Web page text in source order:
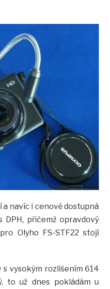
navíc i cenově dostupná
přičemž opravdový
Olyho FS-STF22 stojí
s vysokým rozlišením 614
to už dnes pokládám u